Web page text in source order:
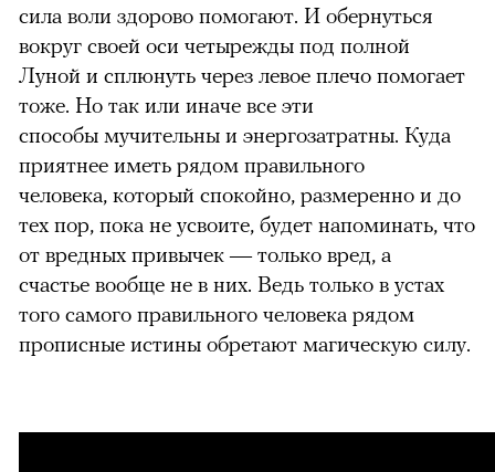
сила воли здорово помогают. И обернуться
вокруг своей оси четырежды под полной
Луной и сплюнуть через левое плечо помогает
тоже. Но так или иначе все эти
способы мучительны и энергозатратны. Куда
приятнее иметь рядом правильного
человека, который спокойно, размеренно и до
тех пор, пока не усвоите, будет напоминать, что
от вредных привычек — только вред, а
счастье вообще не в них. Ведь только в устах
того самого правильного человека рядом
прописные истины обретают магическую силу.